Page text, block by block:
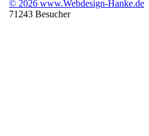
© 2026 www.Webdesign-Hanke.de
71243 Besucher